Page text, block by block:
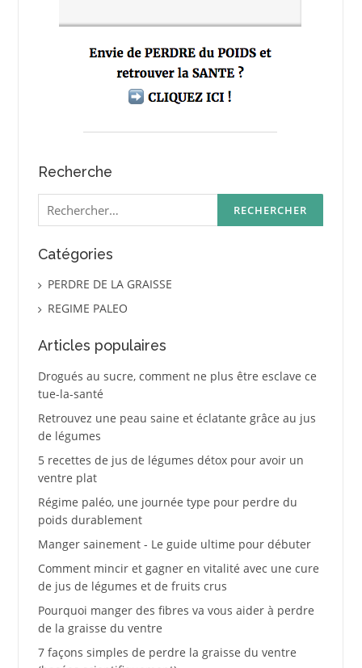
Recherche
Rechercher :
Catégories
PERDRE DE LA GRAISSE
REGIME PALEO
Articles populaires
Drogués au sucre, comment ne plus être esclave ce
tue-la-santé
Retrouvez une peau saine et éclatante grâce au jus
de légumes
5 recettes de jus de légumes détox pour avoir un
ventre plat
Régime paléo, une journée type pour perdre du
poids durablement
Manger sainement - Le guide ultime pour débuter
Comment mincir et gagner en vitalité avec une cure
de jus de légumes et de fruits crus
Pourquoi manger des fibres va vous aider à perdre
de la graisse du ventre
7 façons simples de perdre la graisse du ventre